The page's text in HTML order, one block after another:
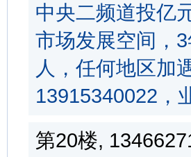
中央二频道投亿
市场发展空间，
人，任何地区加
13915340022，
第20楼,